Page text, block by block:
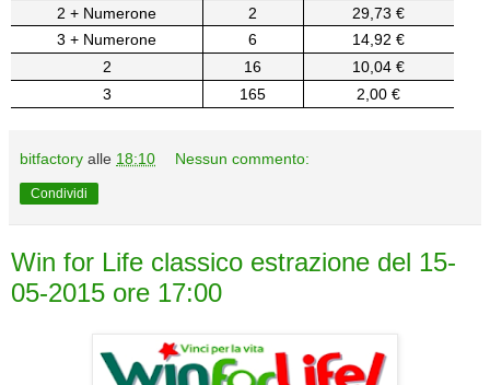
2 + Numerone
2
29,73 €
3 + Numerone
6
14,92 €
2
16
10,04 €
3
165 2,00 €
bitfactory alle 18:10 Nessun commento:
Condividi
Win for Life classico estrazione del 15-
05-2015 ore 17:00